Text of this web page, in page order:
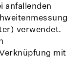
anfallenden
verwendet.
mit